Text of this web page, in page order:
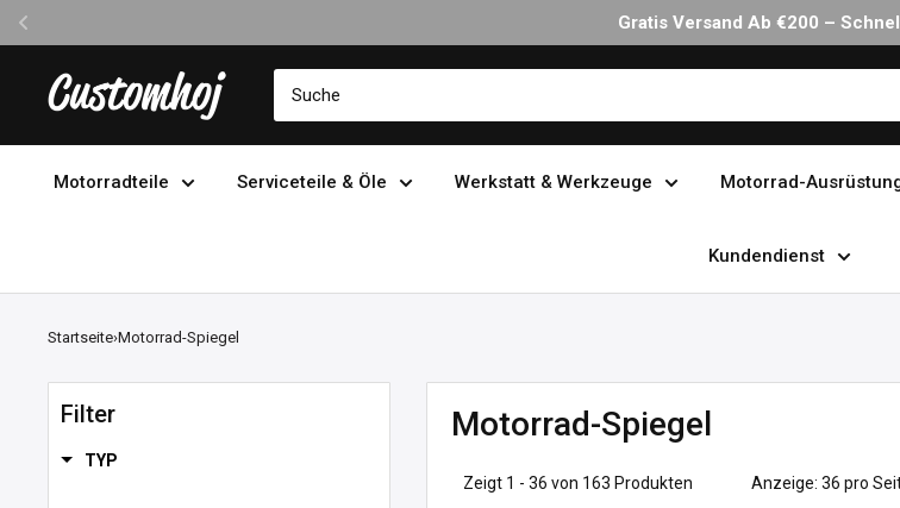
30 Tage Rückgabe Ohne
Customhoj
Motorradteile Serviceteile & Öle Werkstatt & Werkzeuge Motorrad-
Kundendienst
Startseite›Motorrad-Spiegel
Filter
TYP
Motorrad-Spiegel
Zeigt 1 - 36 von 163 Produkten Anzeige: 36 pro